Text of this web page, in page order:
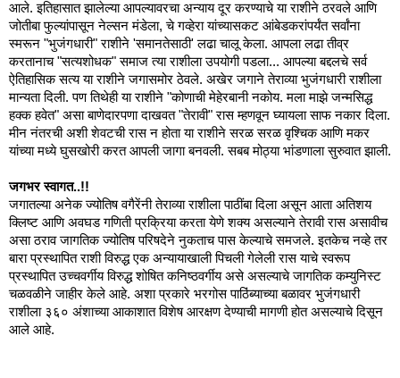
आले. इतिहासात झालेल्या आपल्यावरचा अन्याय दूर करण्याचे या राशीने ठरवले आणि
जोतीबा फुल्यांपासून नेल्सन मंडेला, चे गव्हेरा यांच्यासकट आंबेडकरांपर्यंत सर्वांना
स्मरून "भुजंगधारी" राशीने 'समानतेसाठी' लढा चालू केला. आपला लढा तीव्र
करतानाच "सत्यशोधक" समाज त्या राशीला उपयोगी पडला... आपल्या बद्दलचे सर्व
ऐतिहासिक सत्य या राशीने जगासमोर ठेवले. अखेर जगाने तेराव्या भुजंगधारी राशीला
मान्यता दिली. पण तिथेही या राशीने "कोणाची मेहेरबानी नकोय. मला माझे जन्मसिद्ध
हक्क हवेत" असा बाणेदारपणा दाखवत "तेरावी" रास म्हणवून घ्यायला साफ नकार दिला.
मीन नंतरची अशी शेवटची रास न होता या राशीने सरळ सरळ वृश्चिक आणि मकर
यांच्या मध्ये घुसखोरी करत आपली जागा बनवली. सबब मोठ्या भांडणाला सुरुवात झाली.
जगभर स्वागत..!!
जगातल्या अनेक ज्योतिष वगैरेंनी तेराव्या राशीला पाठींबा दिला असून आता अतिशय
क्लिष्ट आणि अवघड गणिती प्रक्रिया करता येणे शक्य असल्याने तेरावी रास असावीच
असा ठराव जागतिक ज्योतिष परिषदेने नुकताच पास केल्याचे समजले. इतकेच नव्हे तर
बारा प्रस्थापित राशी विरुद्ध एक अन्यायाखाली पिचली गेलेली रास याचे स्वरूप
प्रस्थापित उच्चवर्गीय विरुद्ध शोषित कनिष्ठवर्गीय असे असल्याचे जागतिक कम्युनिस्ट
चळवळीने जाहीर केले आहे. अशा प्रकारे भरगोस पाठिंब्याच्या बळावर भुजंगधारी
राशीला ३६० अंशाच्या आकाशात विशेष आरक्षण देण्याची मागणी होत असल्याचे दिसून
आले आहे.